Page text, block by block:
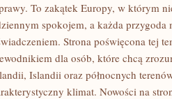
To zakątek Europy, w którym
spokojem, a każda przygoda
Strona poświęcona tej
dla osób, które chcą
Islandii oraz północnych
klimat. Nowości na